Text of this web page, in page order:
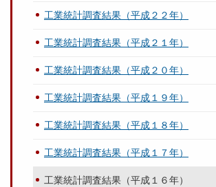
工業統計調査結果（平成２２年）
工業統計調査結果（平成２１年）
工業統計調査結果（平成２０年）
工業統計調査結果（平成１９年）
工業統計調査結果（平成１８年）
工業統計調査結果（平成１７年）
工業統計調査結果（平成１６年）